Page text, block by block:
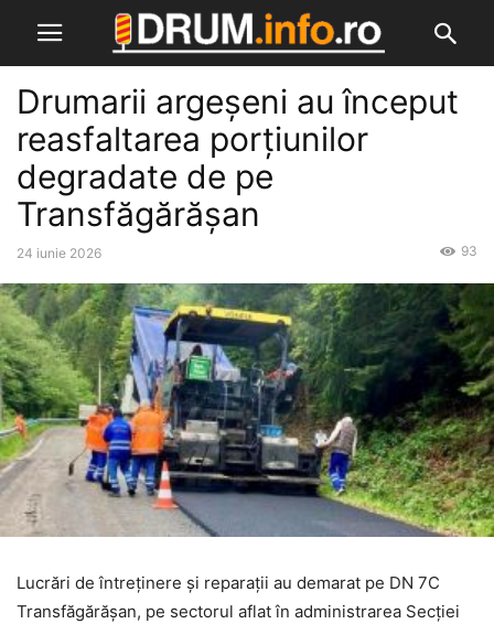
Drumarii argeșeni au început
reasfaltarea porțiunilor
degradate de pe
Transfăgărășan
24 iunie 2026 93
Lucrări de întreținere și reparații au demarat pe DN 7C
Transfăgărășan, pe sectorul aflat în administrarea Secției